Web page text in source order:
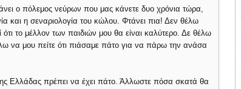
ο πόλεμος νεύρων που μας κάνετε δυο χρόνια τώρα,
και η σεναριολογία του κώλου. Φτάνει πια! Δεν θέλω
το μέλλον των παιδιών μου θα είναι καλύτερο. Δε θέλω
να μου πείτε ότι πιάσαμε πάτο για να πάρω την ανάσα
Ελλάδας πρέπει να έχει πάτο. Άλλωστε πόσα σκατά θα